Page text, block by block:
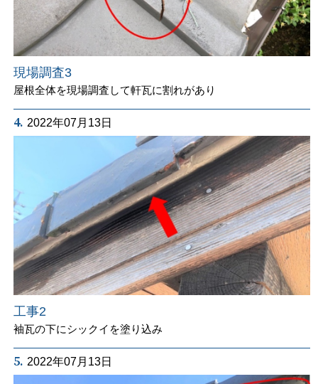
現場調査3
屋根全体を現場調査して軒瓦に割れがあり
4. 2022年07月13日
工事2
袖瓦の下にシックイを塗り込み
5. 2022年07月13日